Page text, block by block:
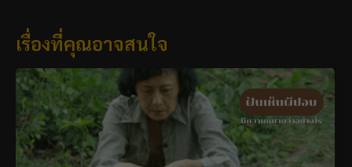
เรื่องที่คุณอาจสนใจ